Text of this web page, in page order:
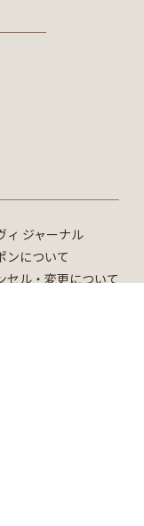
ィ ジャーナル
ンについて
セル・変更について